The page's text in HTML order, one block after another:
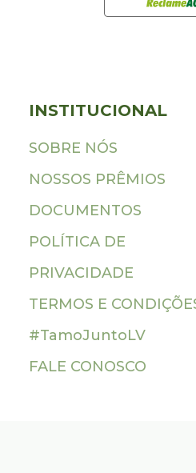
INSTITUCIONAL
SOBRE NÓS
NOSSOS PRÊMIOS
DOCUMENTOS
POLÍTICA DE
PRIVACIDADE
TERMOS E
#TamoJuntoLV
FALE CONOSCO